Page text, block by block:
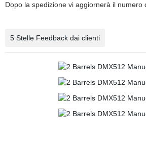
Dopo la spedizione vi aggiornerà il
5 Stelle Feedback dai clienti